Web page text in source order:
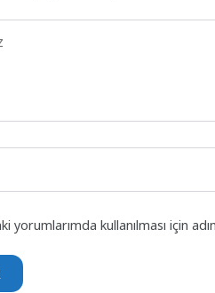
yorumlarımda kullanılması için